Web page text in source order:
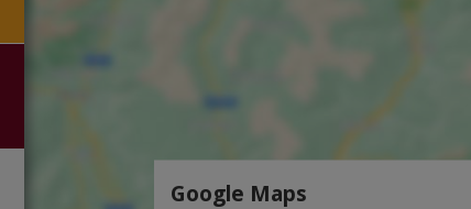
Google Maps